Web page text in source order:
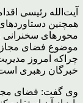
آیت‌الله رئیسی
همچنین
محورهای سخنرانی
موضوع فضای
چراکه امروز
خبرگان رهبری است
وی گفت: فضای